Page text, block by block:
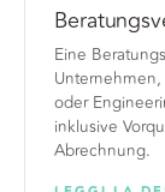
Eine
oder
inklusive
Abrechnung.